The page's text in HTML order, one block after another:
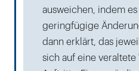
ausweichen, indem
geringfügige
dann erklärt, das
sich auf eine veraltete